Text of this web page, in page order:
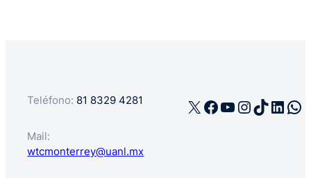
Teléfono: 81 8329 4281
Mail:
wtcmonterrey@uanl.mx
X Facebook
YouTube
TikTok